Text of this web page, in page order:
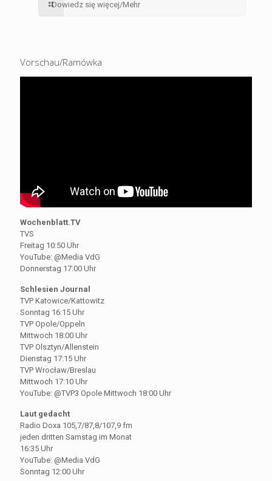
Dowiedz się więcej/Mehr
Vorschau/Ramówka
Wochenblatt.TV
TVS
Freitag 10:50 Uhr
YouTube: @Media VdG
Donnerstag 17:00 Uhr
Schlesien Journal
TVP Katowice/Kattowitz
Sonntag 16:15 Uhr
TVP Opole/Oppeln
Mittwoch 18:00 Uhr
TVP Olsztyn/Allenstein
Dienstag 17:15 Uhr
TVP Wrocław/Breslau
Mittwoch 17:10 Uhr
YouTube: @TVP3 Opole Mittwoch 18:00 Uhr
Laut gedacht
Radio Doxa 105,7/87,8/107,9 fm
jeden dritten Samstag im Monat
16:35 Uhr
YouTube: @Media VdG
Sonntag 12:00 Uhr